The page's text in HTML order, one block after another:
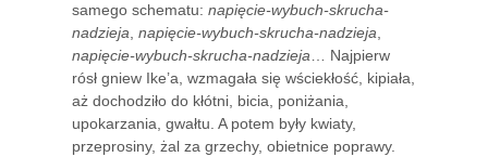
samego schematu: napięcie-wybuch-skrucha-
nadzieja, napięcie-wybuch-skrucha-nadzieja,
napięcie-wybuch-skrucha-nadzieja… Najpierw
rósł gniew Ike’a, wzmagała się wściekłość, kipiała,
aż dochodziło do kłótni, bicia, poniżania,
upokarzania, gwałtu. A potem były kwiaty,
przeprosiny, żal za grzechy, obietnice poprawy.